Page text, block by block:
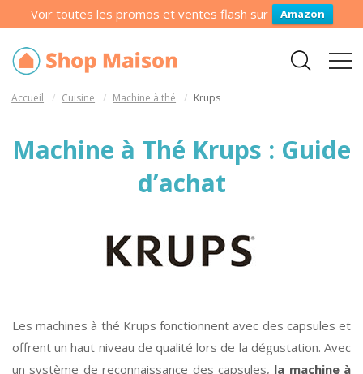
Voir toutes les promos et ventes flash sur Amazon
Accueil Cuisine Machine à thé Krups
Machine à Thé Krups : Guide
d’achat
Les machines à thé Krups fonctionnent avec des capsules et
offrent un haut niveau de qualité lors de la dégustation. Avec
un système de reconnaissance des capsules, la machine à